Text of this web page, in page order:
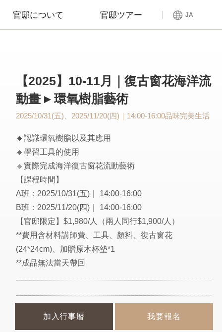
官邸について 官邸ツアー JA
【2025】10-11月｜復古窗花海洋流
動畫 ▸ 環氧樹脂藝術
2025/10/31(五)、2025/11/20(四)｜14:00-16:00品味完美生活
🔸認識環氧樹脂以及其應用
🔹學習工具的使用
🔸實際完成海洋復古窗花流動藝術
【課程時間】
A班：2025/10/31(五)｜ 14:00-16:00
B班：2025/11/20(四)｜ 14:00-16:00
【官邸限定】$1,980/人（兩人同行$1,900/人）
**費用含材料講師費、工具、顏料、復古窗花
(24*24cm)、加贈原木杯墊*1
**成品無法當天帶回
加入行事曆 我要報名